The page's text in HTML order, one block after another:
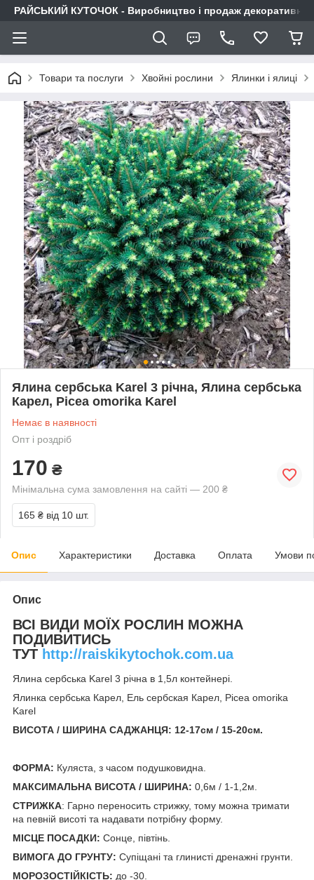
РАЙСЬКИЙ КУТОЧОК - Виробництво і продаж декоративних
Товари та послуги Хвойні рослини Ялинки і ялиці
Ялина сербська Karel 3 річна, Ялина сербська
Карел, Picea omorika Karel
Немає в наявності
Опт і роздріб
170 ₴
Мінімальна сума замовлення на сайті — 200 ₴
165 ₴ від 10 шт.
Опис Характеристики Доставка Оплата Умови
Опис
ВСІ ВИДИ МОЇХ РОСЛИН МОЖНА
ПОДИВИТИСЬ
ТУТ http://raiskikytochok.com.ua
Ялина сербська Karel 3 річна в 1,5л контейнері.
Ялинка сербська Карел, Ель сербская Карел, Picea omorika
Karel
ВИСОТА / ШИРИНА САДЖАНЦЯ: 12-17см / 15-20см.
ФОРМА: Куляста, з часом подушковидна.
МАКСИМАЛЬНА ВИСОТА / ШИРИНА: 0,6м / 1-1,2м.
СТРИЖКА: Гарно переносить стрижку, тому можна тримати
на певній висоті та надавати потрібну форму.
МІСЦЕ ПОСАДКИ: Сонце, півтінь.
ВИМОГА ДО ГРУНТУ: Супіщані та глинисті дренажні грунти.
МОРОЗОСТІЙКІСТЬ: до -30.